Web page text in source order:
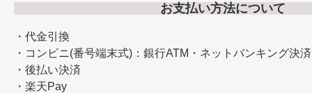
お支払い方法について
・代金引換
・コンビニ(番号端末式)：銀行ATM・ネットバンキング決済
・後払い決済
・楽天Pay